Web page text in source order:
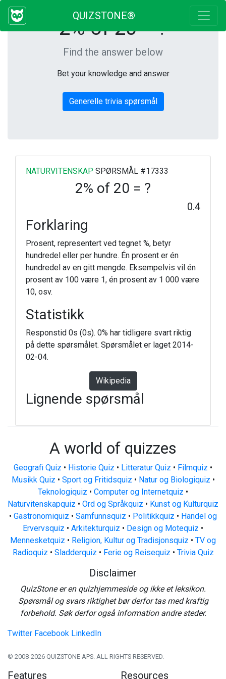
QUIZSTONE®
2% of 20 = ?
Find the answer below
Bet your knowledge and answer
Generelle trivia spørsmål
NATURVITENSKAP SPØRSMÅL #17333
2% of 20 = ?
0.4
Forklaring
Prosent, representert ved tegnet %, betyr
hundredel eller per hundre. Én prosent er én
hundredel av en gitt mengde. Eksempelvis vil én
prosent av 100 være 1, én prosent av 1 000 være
10, osv.
Statistikk
Responstid 0s (0s). 0% har tidligere svart riktig
på dette spørsmålet. Spørsmålet er laget 2014-
02-04.
Wikipedia
Lignende spørsmål
A world of quizzes
Geografi Quiz • Historie Quiz • Litteratur Quiz • Filmquiz •
Musikk Quiz • Sport og Fritidsquiz • Natur og Biologiquiz •
Teknologiquiz • Computer og Internetquiz •
Naturvitenskapquiz • Ord og Språkquiz • Kunst og Kulturquiz
• Gastronomiquiz • Samfunnsquiz • Politikkquiz • Handel og
Ervervsquiz • Arkitekturquiz • Design og Motequiz •
Mennesketquiz • Religion, Kultur og Tradisjonsquiz • TV og
Radioquiz • Sladderquiz • Ferie og Reisequiz • Trivia Quiz
Disclaimer
QuizStone er en quizhjemmeside og ikke et leksikon.
Spørsmål og svars riktighet bør derfor tas med kraftig
forbehold. Søk derfor også information andre steder.
Twitter Facebook LinkedIn
© 2008-2026 QUIZSTONE APS. ALL RIGHTS RESERVED.
Features Resources